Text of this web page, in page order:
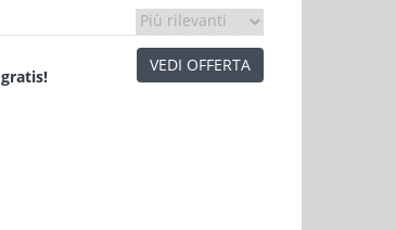
gratis!
VEDI OFFERTA